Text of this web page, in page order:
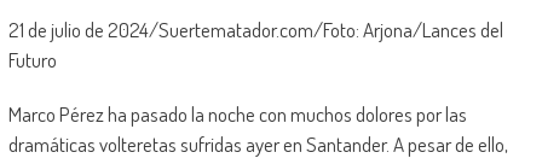
21 de julio de 2024/Suertematador.com/Foto: Arjona/Lances del
Futuro
Marco Pérez ha pasado la noche con muchos dolores por las
dramáticas volteretas sufridas ayer en Santander. A pesar de ello,